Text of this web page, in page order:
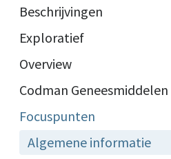
Beschrijvingen
Exploratief
Overview
Codman Geneesmiddelen
Focuspunten
Algemene informatie